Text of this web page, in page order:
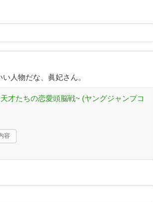
人物だな、眞妃さん。
才たちの恋愛頭脳戦~ (ヤングジャンプコ
容